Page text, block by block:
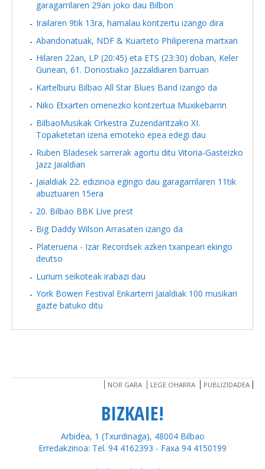
garagarrilaren 29an joko dau Bilbon
Irailaren 9tik 13ra, hamalau kontzertu izango dira
Abandonatuak, NDF & Kuarteto Philiperena martxan
Hilaren 22an, LP (20:45) eta ETS (23:30) doban, Keler
Gunean, 61. Donostiako Jazzaldiaren barruan
Kartelburu Bilbao All Star Blues Band izango da
Niko Etxarten omenezko kontzertua Muxikebarrin
BilbaoMusikak Orkestra Zuzendaritzako XI.
Topaketetan izena emoteko epea edegi dau
Ruben Bladesek sarrerak agortu ditu Vitoria-Gasteizko
Jazz Jaialdian
Jaialdiak 22. edizinoa egingo dau garagarrilaren 11tik
abuztuaren 15era
20. Bilbao BBK Live prest
Big Daddy Wilson Arrasaten izango da
Plateruena - Izar Recordsek azken txanpeari ekingo
deutso
Lurium seikoteak irabazi dau
York Bowen Festival Enkarterri Jaialdiak 100 musikari
gazte batuko ditu
NOR GARA LEGE OHARRA PUBLIZIDADEA
BIZKAIE!
Arbidea, 1 (Txurdinaga), 48004 Bilbao
Erredakzinoa: Tel. 94 4162393 - Faxa 94 4150199